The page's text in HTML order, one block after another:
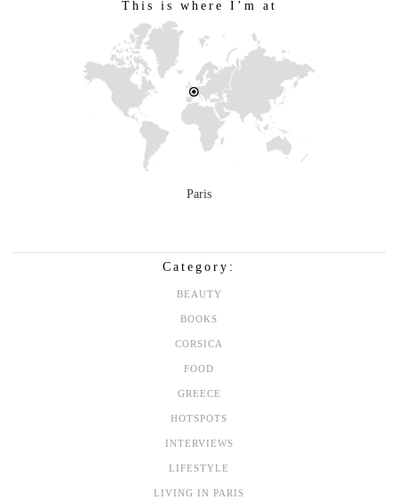
This is where I’m at
Paris
Category:
BEAUTY
BOOKS
CORSICA
FOOD
GREECE
HOTSPOTS
INTERVIEWS
LIFESTYLE
LIVING IN PARIS